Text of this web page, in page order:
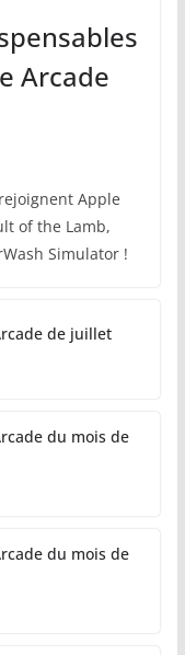
Arcade
Apple
of the Lamb,
Simulator !
de juillet
du mois de
du mois de